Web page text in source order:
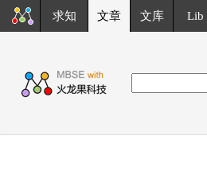
求知 文章 文库 Lib